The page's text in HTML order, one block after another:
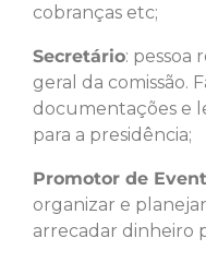
cobranças etc;
Secretário: pessoa
geral da comissão.
documentações e
para a presidência;
Promotor de
organizar e
arrecadar dinheiro